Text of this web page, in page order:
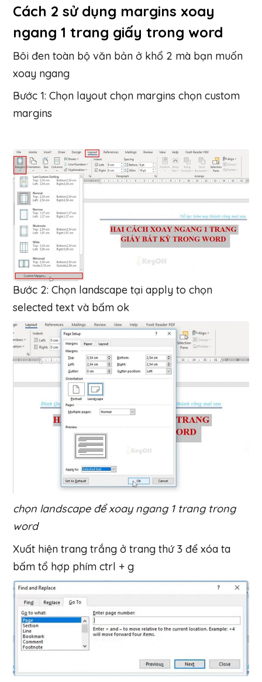
Cách 2 sử dụng margins xoay
ngang 1 trang giấy trong word
Bôi đen toàn bộ văn bản ở khổ 2 mà bạn muốn
xoay ngang
Bước 1: Chọn layout chọn margins chọn custom
margins
Bước 2: Chọn landscape tại apply to chọn
selected text và bấm ok
chọn landscape để xoay ngang 1 trang trong
word
Xuất hiện trang trắng ở trang thứ 3 để xóa ta
bấm tổ hợp phím ctrl + g